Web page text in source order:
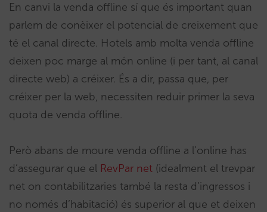
En canvi la venda offline sí que és important quan
parlem de conèixer el potencial de creixement que
té el canal directe. Hotels amb molta venda offline
deixen poc marge al món online (i per tant, al canal
directe web) a créixer. És a dir, passa que, per
créixer per la web, necessiten reduir primer la seva
quota de venda offline.
Però abans de moure venda offline a l’online has
d’assegurar que el RevPar net (idealment el trevpar
net on contabilitzaries també la resta d’ingressos i
no només d’habitació) és superior al que et deixen